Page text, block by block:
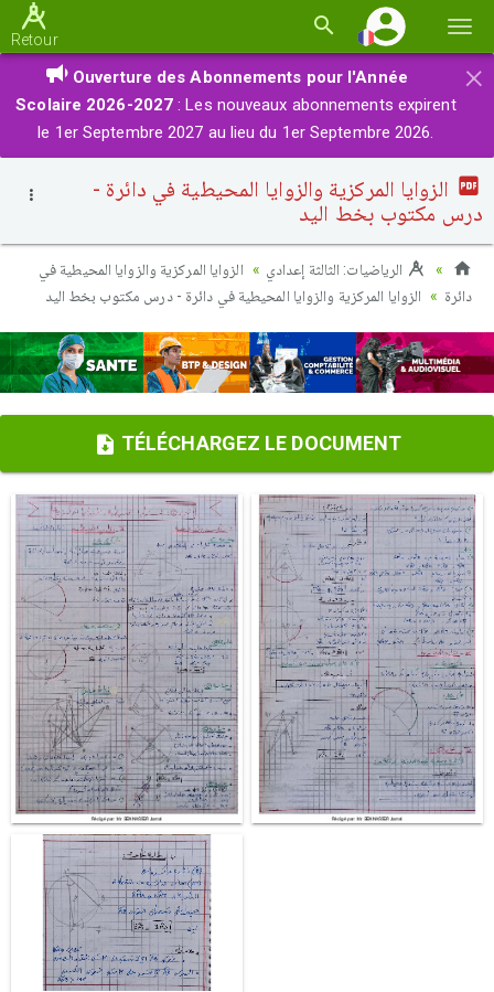
la
Retour
×
Ouverture des Abonnements pour l'Année
Scolaire 2026-2027 : Les nouveaux abonnements expirent
le 1er Septembre 2027 au lieu du 1er Septembre 2026.
الزوايا المركزية والزوايا المحيطية في دائرة -
درس مكتوب بخط اليد
الرياضيات: الثالثة إعدادي
الزوايا المركزية والزوايا المحيطية في
دائرة
الزوايا المركزية والزوايا المحيطية في دائرة - درس مكتوب بخط اليد
TÉLÉCHARGEZ LE DOCUMENT